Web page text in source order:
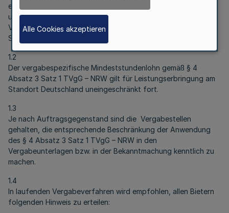
erbringt. Dies gilt bei der Beauftragung von Dienstleistungen,
unabhängig davon, ob deren Auftragswerte gemäß § 3
Vergabeverordnung oberhalb oder unterhalb der EU-
Schwellenwerte liegen.
1.2
Der vergabespezifische Mindeststundenlohn gemäß § 4
Absatz 3 Satz 1 TVgG – NRW gilt für Leistungserbringung am
Standort Deutschland uneingeschränkt fort.
1.3
Je nach Auftragsgegenstand sind die Vergabestellen
gehalten, die entsprechende Beschränkung der Anwendung
des § 4 Absatz 3 Satz 1 TVgG – NRW in den
Vergabeunterlagen bzw. in der Bekanntmachung kenntlich zu
machen.
1.4
In laufenden Vergabeverfahren wird empfohlen, allen Bietern
folgenden Hinweis zu erteilen:
Alle Cookies akzeptieren